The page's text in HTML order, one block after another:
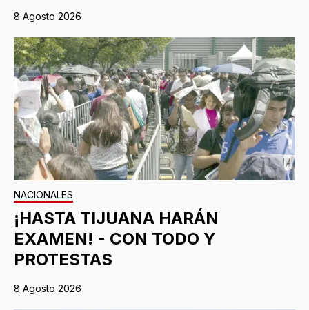
8 Agosto 2026
NACIONALES
¡HASTA TIJUANA HARÁN
EXAMEN! - CON TODO Y
PROTESTAS
8 Agosto 2026